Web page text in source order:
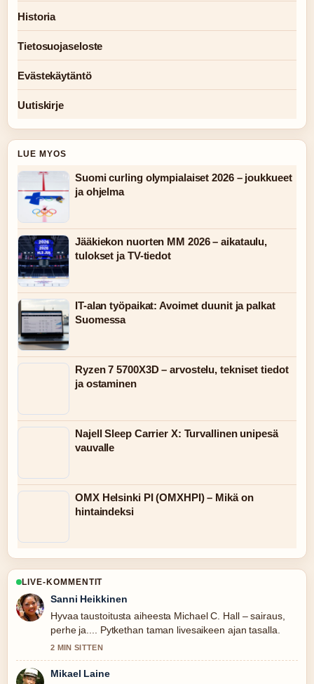
Historia
Tietosuojaseloste
Evästekäytäntö
Uutiskirje
LUE MYOS
Suomi curling olympialaiset 2026 – joukkueet
ja ohjelma
Jääkiekon nuorten MM 2026 – aikataulu,
tulokset ja TV-tiedot
IT-alan työpaikat: Avoimet duunit ja palkat
Suomessa
Ryzen 7 5700X3D – arvostelu, tekniset tiedot
ja ostaminen
Najell Sleep Carrier X: Turvallinen unipesä
vauvalle
OMX Helsinki PI (OMXHPI) – Mikä on
hintaindeksi
LIVE-KOMMENTIT
Sanni Heikkinen
Hyvaa taustoitusta aiheesta Michael C. Hall – sairaus,
perhe ja.... Pytkethan taman livesaikeen ajan tasalla.
2 MIN SITTEN
Mikael Laine